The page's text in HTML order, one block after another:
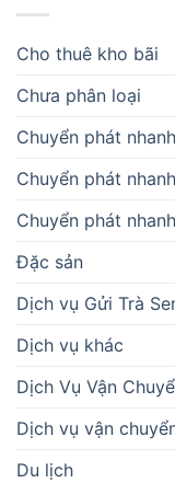
Cho thuê kho bãi
Chưa phân loại
Chuyển phát nhanh
Chuyển phát
Chuyển phát
Đặc sản
Dịch vụ Gửi Trà
Dịch vụ khác
Dịch Vụ Vận
Dịch vụ vận
Du lịch